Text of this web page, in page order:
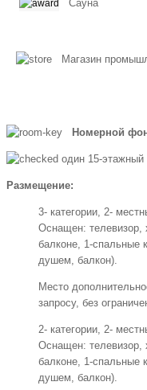
Сауна
Магазин
Номерной
один 15-этажный
Размещение:
3- категории, 2-
Оснащен: телевизор,
балконе, 1-спальные
душем, балкон).
Место
запросу, без
2- категории, 2-
Оснащен: телевизор,
балконе, 1-спальные
душем, балкон).